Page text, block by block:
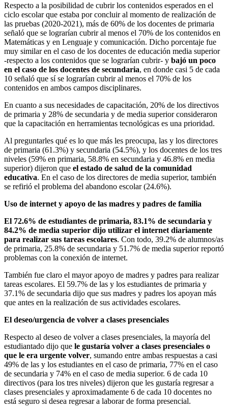
Respecto a la posibilidad de cubrir los contenidos esperados en el
ciclo escolar que estaba por concluir al momento de realización de
las pruebas (2020-2021), más de 60% de los docentes de primaria
señaló que se lograrían cubrir al menos el 70% de los contenidos en
Matemáticas y en Lenguaje y comunicación. Dicho porcentaje fue
muy similar en el caso de los docentes de educación media superior
-respecto a los contenidos que se lograrían cubrir- y bajó un poco
en el caso de los docentes de secundaria, en donde casi 5 de cada
10 señaló que sí se lograrían cubrir al menos el 70% de los
contenidos en ambos campos disciplinares.
En cuanto a sus necesidades de capacitación, 20% de los directivos
de primaria y 28% de secundaria y de media superior consideraron
que la capacitación en herramientas tecnológicas es una prioridad.
Al preguntarles qué es lo que más les preocupa, las y los directores
de primaria (61.3%) y secundaria (54.5%), y los docentes de los tres
niveles (59% en primaria, 58.8% en secundaria y 46.8% en media
superior) dijeron que el estado de salud de la comunidad
educativa. En el caso de los directores de media superior, también
se refirió el problema del abandono escolar (24.6%).
Uso de internet y apoyo de las madres y padres de familia
El 72.6% de estudiantes de primaria, 83.1% de secundaria y
84.2% de media superior dijo utilizar el internet diariamente
para realizar sus tareas escolares. Con todo, 39.2% de alumnos/as
de primaria, 25.8% de secundaria y 51.7% de media superior reportó
problemas con la conexión de internet.
También fue claro el mayor apoyo de madres y padres para realizar
tareas escolares. El 59.7% de las y los estudiantes de primaria y
37.1% de secundaria dijo que sus madres y padres los apoyan más
que antes en la realización de sus actividades escolares.
El deseo/urgencia de volver a clases presenciales
Respecto al deseo de volver a clases presenciales, la mayoría del
estudiantado dijo que le gustaría volver a clases presenciales o
que le era urgente volver, sumando entre ambas respuestas a casi
49% de las y los estudiantes en el caso de primaria, 77% en el caso
de secundaria y 74% en el caso de media superior. 6 de cada 10
directivos (para los tres niveles) dijeron que les gustaría regresar a
clases presenciales y aproximadamente 6 de cada 10 docentes no
está seguro si desea regresar a laborar de forma presencial.